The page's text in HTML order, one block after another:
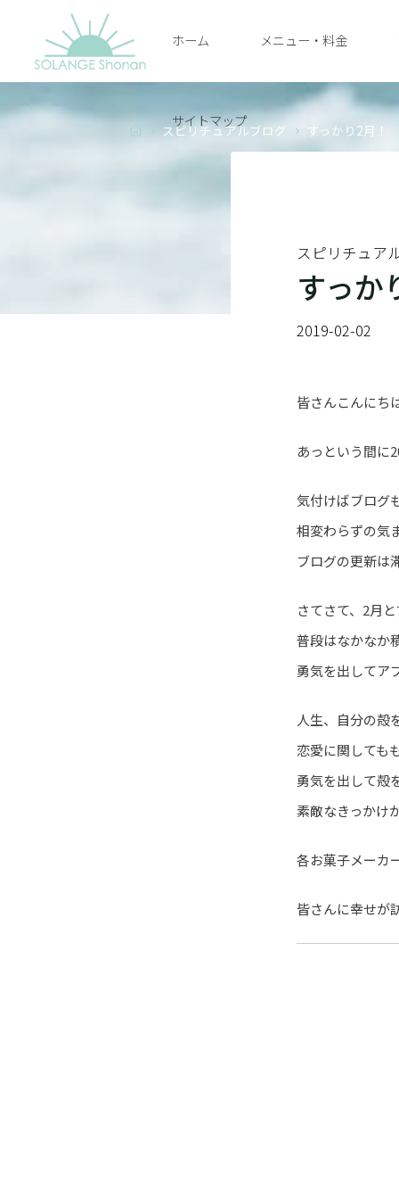
content
SHONAN
ホーム メニュー・料金
サイトマップ
Home
スピリチュアルブログ すっかり2月！
スピリチュア
すっか
2019-02-02
皆さんこんにち
あっという間に
気付けばブログ
相変わらずの気
ブログの更新は
さてさて、2月
普段はなかなか
勇気を出してア
人生、自分の殻
恋愛に関しても
勇気を出して殻
素敵なきっかけ
各お菓子メーカ
皆さんに幸せが